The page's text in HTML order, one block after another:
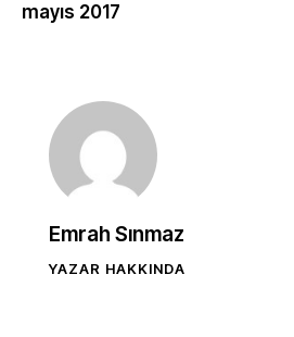
mayıs 2017
Emrah Sınmaz
YAZAR HAKKINDA